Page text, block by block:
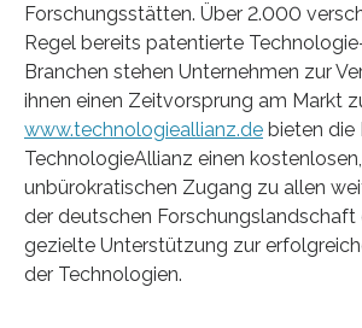
Forschungsstätten. Über 2.000
Regel bereits patentierte
Branchen stehen Unternehmen zur
ihnen einen Zeitvorsprung am Markt
www.technologieallianz.de bieten die
TechnologieAllianz einen
unbürokratischen Zugang zu allen
der deutschen Forschungslandschaft
gezielte Unterstützung zur
der Technologien.